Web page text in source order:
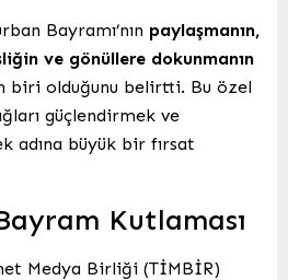
Bayramı’nın paylaşmanın,
ve gönüllere dokunmanın
biri olduğunu belirtti. Bu özel
güçlendirmek ve
büyük bir fırsat
Kutlaması
Medya Birliği (TİMBİR)